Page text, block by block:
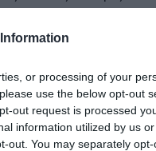
or processing of your
use the below opt-out
out request is processed
information utilized by us
out. You may separately
διάρκεια της θητείας
κρατικές
Κάθε φορά που
σχόλια να κάνει.